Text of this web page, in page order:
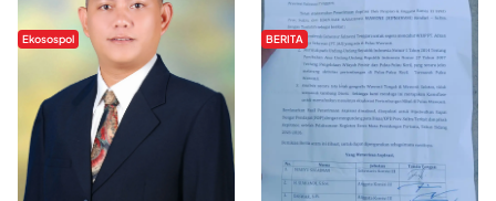
Ekosospol
Slogan Pemberdayaan Lokal
Dinilai Hanya Pemanis, Tokoh
Pemuda Wilalang Kritik Dominasi
Orang Luar
BERITA
Hipmawani Bersama DPRD Sultra
Sepakati RDP Perihal IUP
Pertambangan di Pulau Wawonii
WISATA SULTRA >>